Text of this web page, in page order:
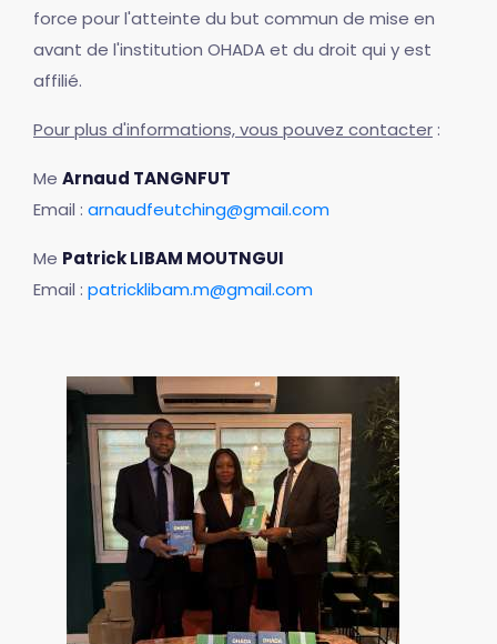
force pour l'atteinte du but commun de mise en
avant de l'institution OHADA et du droit qui y est
affilié.
Pour plus d'informations, vous pouvez contacter :
Me Arnaud TANGNFUT
Email : arnaudfeutching@gmail.com
Me Patrick LIBAM MOUTNGUI
Email : patricklibam.m@gmail.com